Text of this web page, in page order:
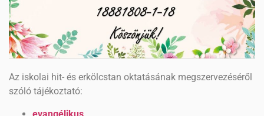
Az iskolai hit- és erkölcstan oktatásának megszervezéséről
szóló tájékoztató:
evangélikus